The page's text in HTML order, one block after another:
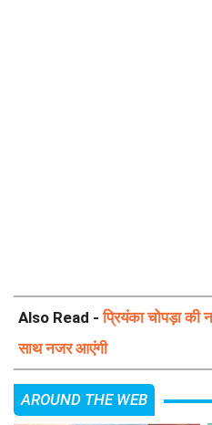
Also Read -प्रियंका चोपड़ा
साथ नजर आएंगी
AROUND THE WEB